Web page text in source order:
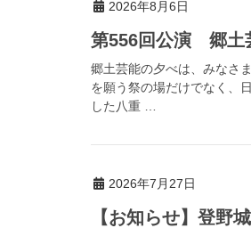
2026年8月6日
第556回公演 郷土
郷土芸能の夕べは、みなさ
を願う祭の場だけでなく、
した八重 …
2026年7月27日
【お知らせ】登野